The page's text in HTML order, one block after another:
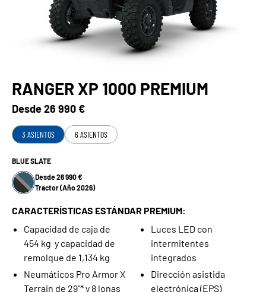
RANGER XP 1000 PREMIUM
Desde26 990 €
3 ASIENTOS 6 ASIENTOS
BLUE SLATE
Desde 26 990 €
Tractor (Año 2026)
CARACTERÍSTICAS ESTÁNDAR PREMIUM:
Capacidad de caja de
454 kg y capacidad de
remolque de 1,134 kg
Neumáticos Pro Armor X
Terrain de 29"* y 8 lonas
Luces LED con
intermitentes
integrados
Dirección asistida
electrónica (EPS)